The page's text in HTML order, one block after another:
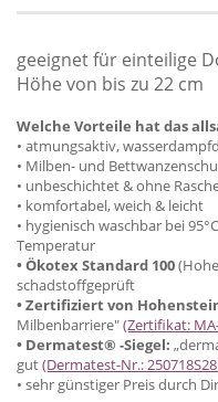
geeignet für einteilige
Höhe von bis zu 22 cm
Welche Vorteile hat das
• atmungsaktiv,
• Milben- und
• unbeschichtet & ohne
• komfortabel, weich & leicht
• hygienisch waschbar bei
Temperatur
• Ökotex Standard 100
schadstoffgeprüft
• Zertifiziert von
Milbenbarriere"(Zertifikat:
• Dermatest® -Siegel:
gut(Dermatest-Nr.:
• sehr günstiger Preis durch